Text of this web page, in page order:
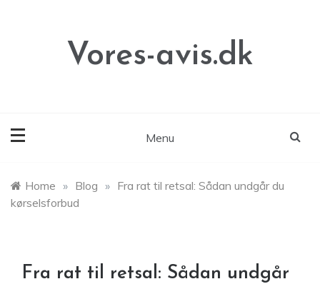
Vores-avis.dk
Menu
Home » Blog » Fra rat til retsal: Sådan undgår du
kørselsforbud
Fra rat til retsal: Sådan undgår